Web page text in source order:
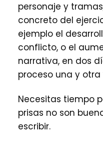
personaje y
concreto del
ejemplo el
conflicto, o el
narrativa, en dos
proceso una y otra
Necesitas tiempo
prisas no son
escribir.